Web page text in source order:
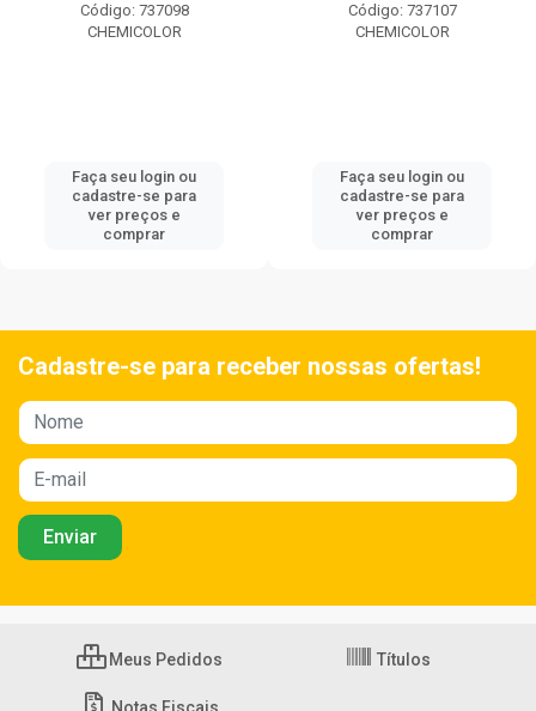
Código: 737098
CHEMICOLOR
Faça seu login ou
cadastre-se para
ver preços e
comprar
Código: 737107
CHEMICOLOR
Faça seu login ou
cadastre-se para
ver preços e
comprar
Cadastre-se para receber nossas ofertas!
Meus Pedidos Títulos